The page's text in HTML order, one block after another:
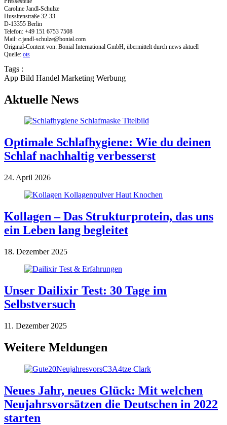
Caroline Jandl-Schulze
Hussitenstraße 32-33
D-13355 Berlin
Telefon: +49 151 6753 7508
Mail: c.jandl-schulze@bonial.com
Original-Content von: Bonial International GmbH, übermittelt durch news aktuell
Quelle: ots
Tags :
App Bild Handel Marketing Werbung
Aktuelle News
Optimale Schlafhygiene: Wie du deinen
Schlaf nachhaltig verbesserst
24. April 2026
Kollagen – Das Strukturprotein, das uns
ein Leben lang begleitet
18. Dezember 2025
Unser Dailixir Test: 30 Tage im
Selbstversuch
11. Dezember 2025
Weitere Meldungen
Neues Jahr, neues Glück: Mit welchen
Neujahrsvorsätzen die Deutschen in 2022
starten